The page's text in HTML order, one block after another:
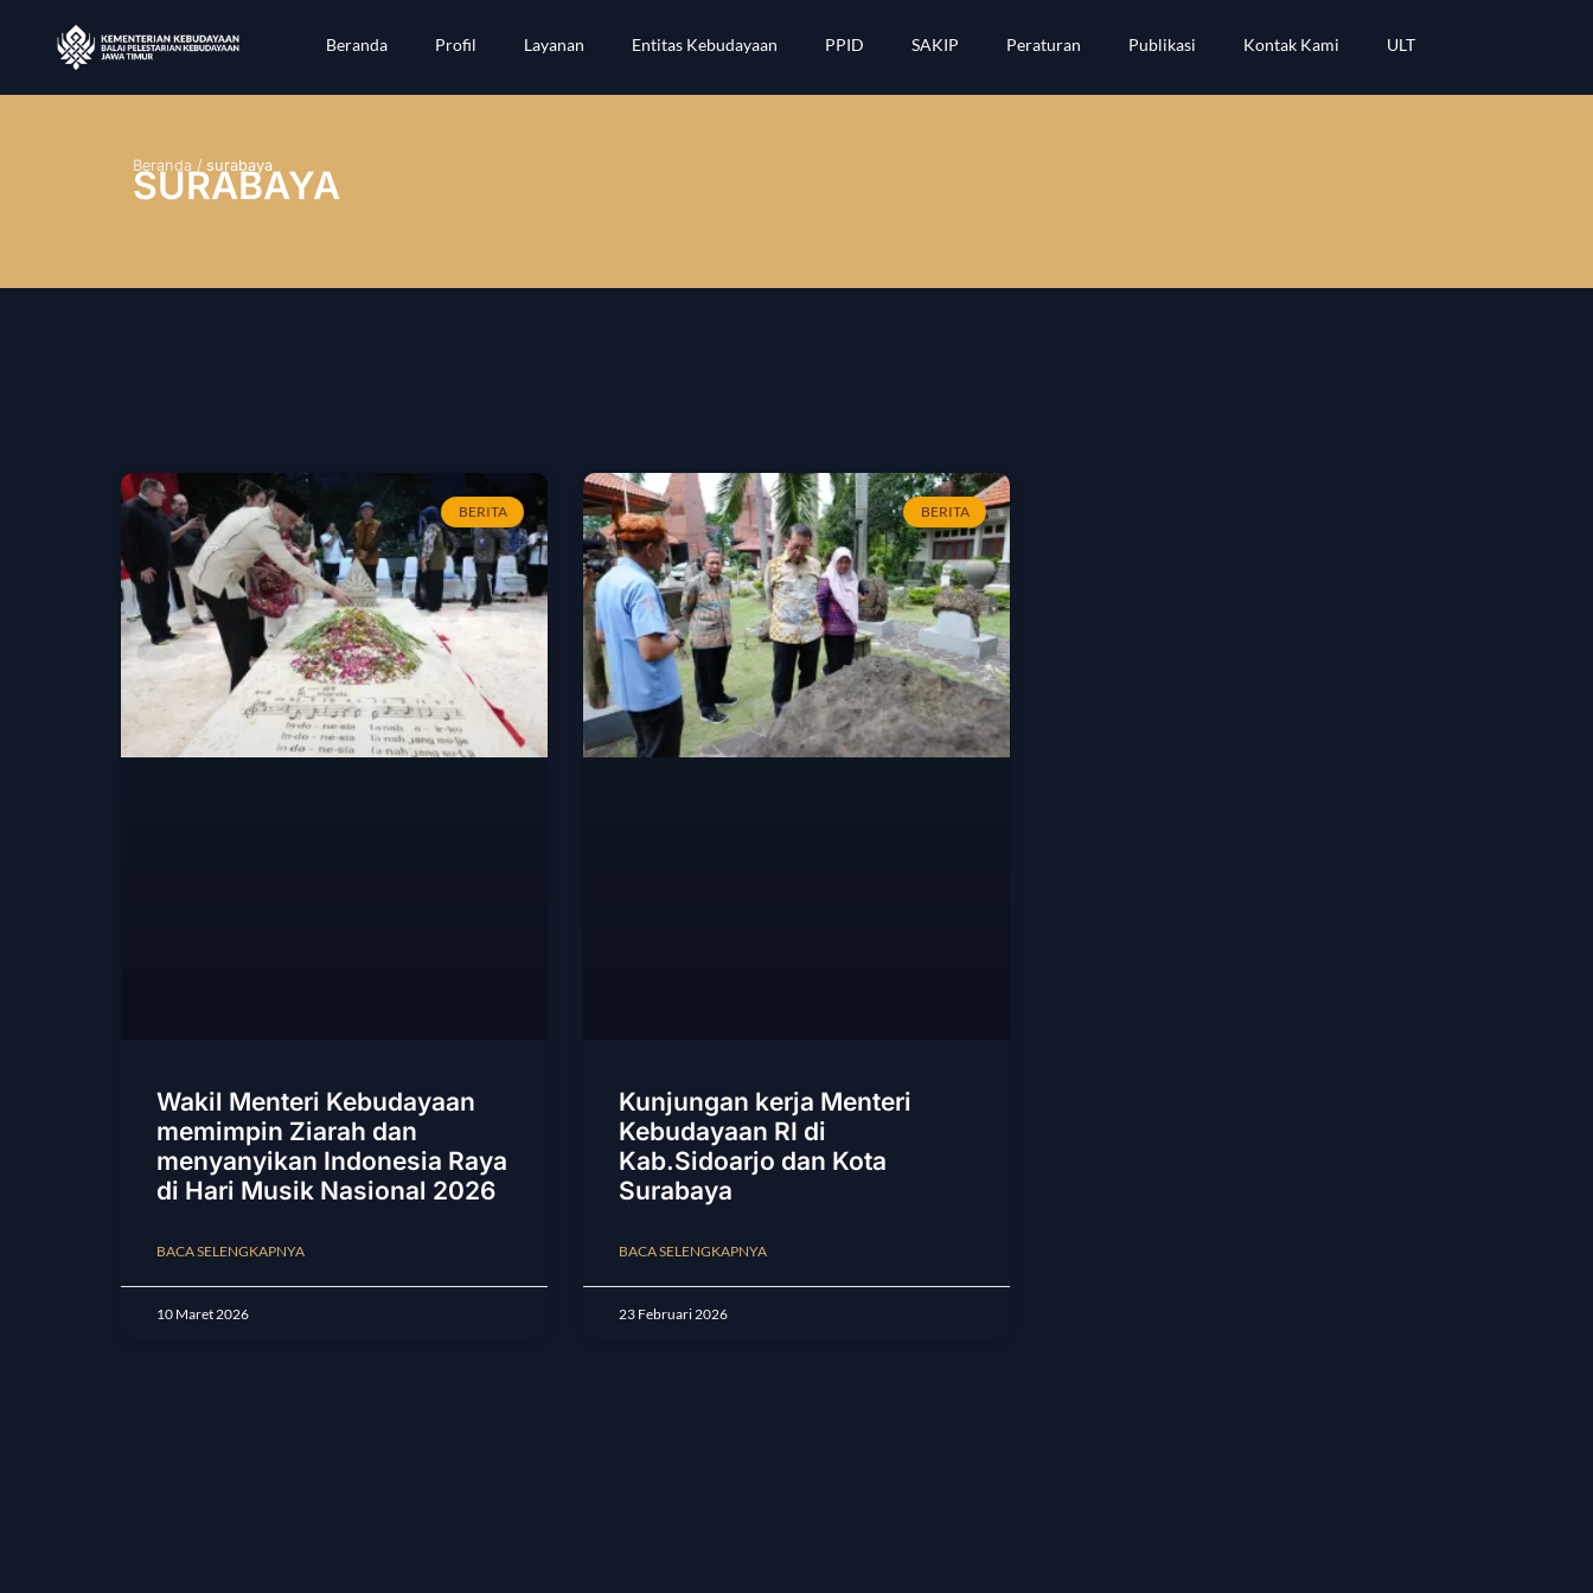
Beranda Profil Layanan Entitas Kebudayaan PPID SAKIP Peraturan Publikasi Kontak Kami ULT
Beranda / surabaya
SURABAYA
BERITA
Wakil Menteri Kebudayaan
memimpin Ziarah dan
menyanyikan Indonesia Raya
di Hari Musik Nasional 2026
BACA SELENGKAPNYA
10 Maret 2026
BERITA
Kunjungan kerja Menteri
Kebudayaan RI di
Kab.Sidoarjo dan Kota
Surabaya
BACA SELENGKAPNYA
23 Februari 2026